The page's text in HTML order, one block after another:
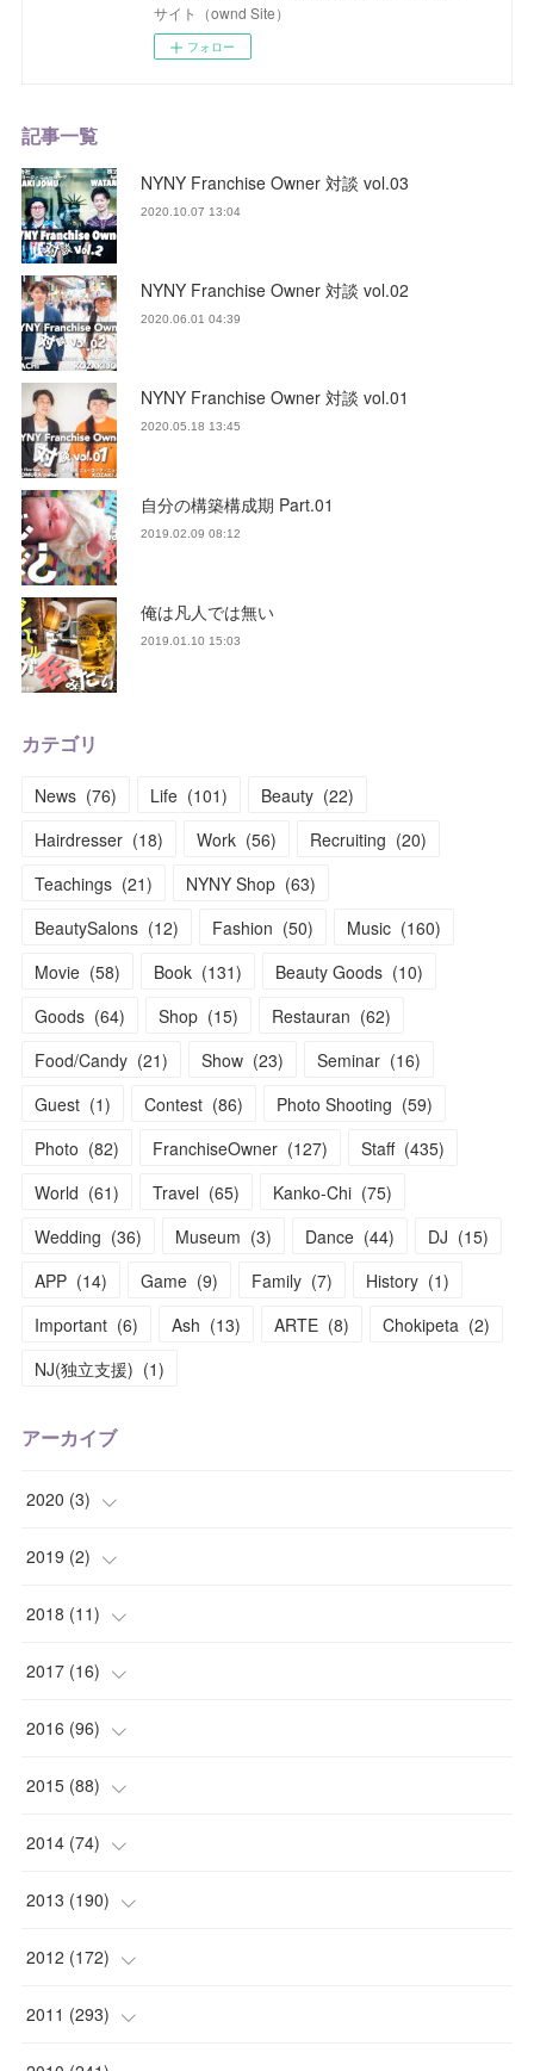
サイト（ownd Site）
フォロー
記事一覧
NYNY Franchise Owner 対談 vol.03
2020.10.07 13:04
NYNY Franchise Owner 対談 vol.02
2020.06.01 04:39
NYNY Franchise Owner 対談 vol.01
2020.05.18 13:45
自分の構築構成期 Part.01
2019.02.09 08:12
俺は凡人では無い
2019.01.10 15:03
カテゴリ
News (76) Life (101) Beauty (22)
Hairdresser (18) Work (56) Recruiting (20)
Teachings (21) NYNY Shop (63)
BeautySalons (12) Fashion (50) Music (160)
Movie (58) Book (131) Beauty Goods (10)
Goods (64) Shop (15) Restauran (62)
Food/Candy (21) Show (23) Seminar (16)
Guest (1) Contest (86) Photo Shooting (59)
Photo (82) FranchiseOwner (127) Staff (435)
World (61) Travel (65) Kanko-Chi (75)
Wedding (36) Museum (3) Dance (44) DJ (15)
APP (14) Game (9) Family (7) History (1)
Important (6) Ash (13) ARTE (8) Chokipeta (2)
NJ(独立支援) (1)
アーカイブ
2020 (3)
(1
( 1)
(1)
2019 (2)
( 1)
(1)
2018 (11)
(2)
(1)
(1)
(1)
( 3 )
2017 (16)
(1)
(2)
(1)
(3)
(1)
2016 (96)
(2)
(5)
(6)
(3)
(4)
2015 (88)
(4)
(7)
(6)
(6)
( 12)
2014 (74)
(9)
(14)
(6)
( 1)
2013 (190)
(17)
(22)
(11)
2012 (172)
(12)
2011 (293)